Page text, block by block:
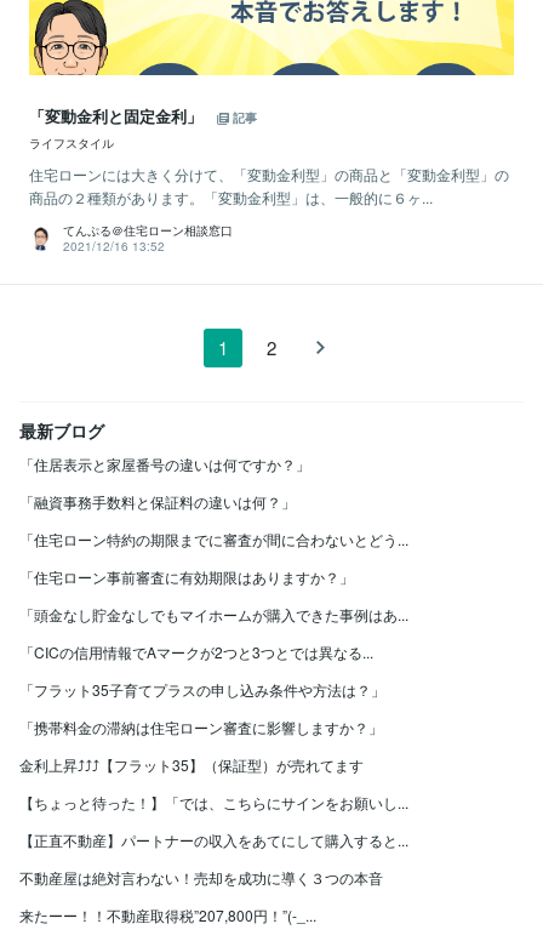
「変動金利と固定金利」
記事
ライフスタイル
住宅ローンには大きく分けて、「変動金利型」の商品と「変動金利型」の
商品の２種類があります。「変動金利型」は、一般的に６ヶ...
てんぷる＠住宅ローン相談窓口
2021/12/16 13:52
1 2
最新ブログ
「住居表示と家屋番号の違いは何ですか？」
「融資事務手数料と保証料の違いは何？」
「住宅ローン特約の期限までに審査が間に合わないとどう...
「住宅ローン事前審査に有効期限はありますか？」
「頭金なし貯金なしでもマイホームが購入できた事例はあ...
「CICの信用情報でAマークが2つと3つとでは異なる...
「フラット35子育てプラスの申し込み条件や方法は？」
「携帯料金の滞納は住宅ローン審査に影響しますか？」
金利上昇⤴⤴⤴【フラット35】（保証型）が売れてます
【ちょっと待った！】「では、こちらにサインをお願いし...
【正直不動産】パートナーの収入をあてにして購入すると...
不動産屋は絶対言わない！売却を成功に導く３つの本音
来たーー！！不動産取得税”207,800円！”(-_...